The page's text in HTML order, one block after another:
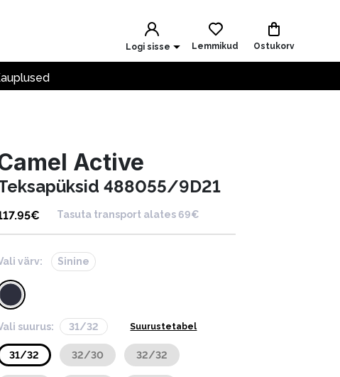
Logi sisse Lemmikud Ostukorv
Active
488055/9D21
€ Tasuta transport alates 69€
värv: Sinine
suurus: 31/32 Suurustetabel
31/32 32/30 32/32